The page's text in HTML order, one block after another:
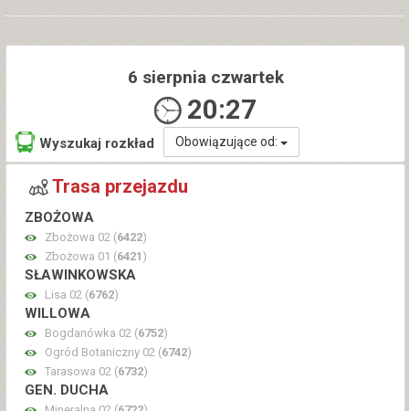
6 sierpnia czwartek
20:27
Wyszukaj rozkład Obowiązujące od:
Trasa przejazdu
ZBOŻOWA
Zbożowa 02 (6422)
Zbożowa 01 (6421 )
SŁAWINKOWSKA
Lisa 02 (6762)
WILLOWA
Bogdanówka 02 (6752)
Ogród Botaniczny 02 (6742)
Tarasowa 02 (6732)
GEN. DUCHA